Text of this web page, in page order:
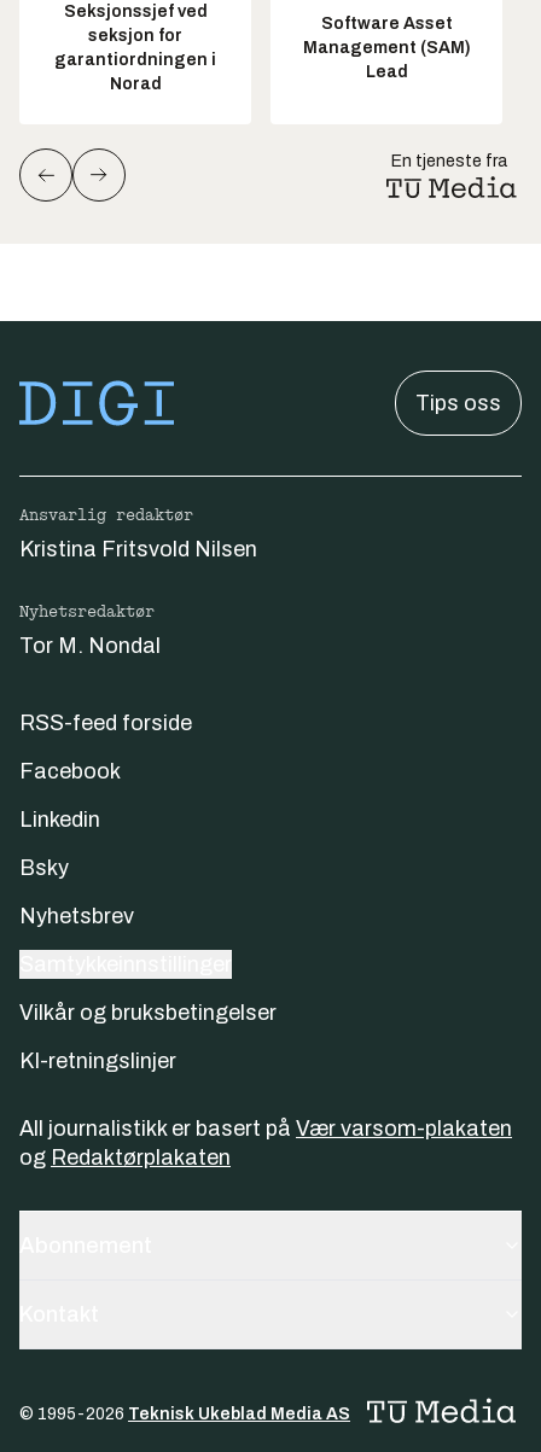
Seksjonssjef ved
seksjon for
garantiordningen i
Norad
Software Asset
Management (SAM)
Lead
En tjeneste fra
Tips oss
Ansvarlig redaktør
Kristina Fritsvold Nilsen
Nyhetsredaktør
Tor M. Nondal
RSS-feed forside
Facebook
Linkedin
Bsky
Nyhetsbrev
Vilkår og bruksbetingelser
KI-retningslinjer
All journalistikk er basert på Vær varsom-plakaten
og Redaktørplakaten
© 1995-2026 Teknisk Ukeblad Media AS